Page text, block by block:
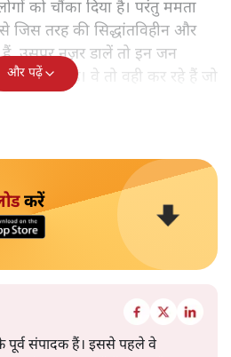
को चौंका दिया है। परंतु ममता
जिस तरह की सिद्धांतविहीन और
हैं, उसपर नज़र डालें तो इन जन
अनोखा नहीं है। वे तो वही कर रहे हैं जो
और पढ़ें
करें
के पूर्व संपादक हैं। इससे पहले वे